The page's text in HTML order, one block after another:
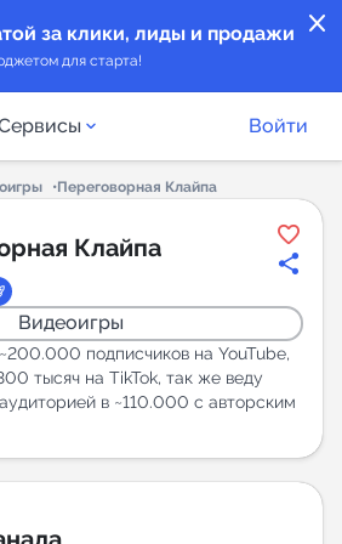
close
за клики, лиды и продажи
для старта!
каналов в Telegram
Войти
Переговорная Клайпа
Клайпа
Видеоигры
подписчиков на YouTube,
тысяч на TikTok, так же веду
в ~110.000 с авторским